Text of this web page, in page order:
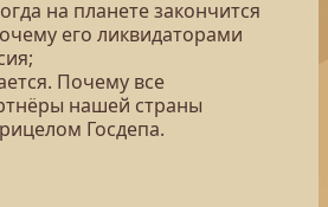
на планете закончится
его ликвидаторами
Почему все
нашей страны
Госдепа.